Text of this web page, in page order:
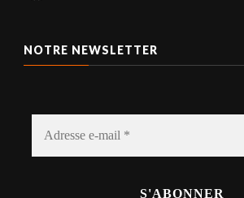
NOTRE NEWSLETTER